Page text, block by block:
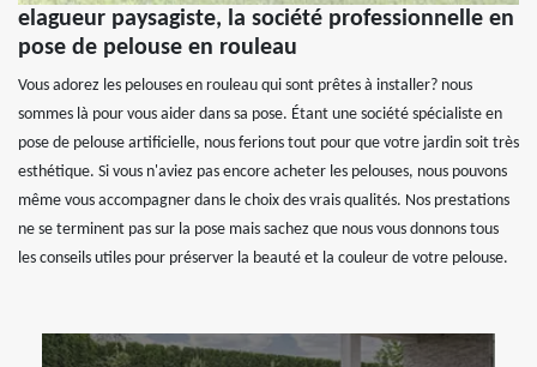
elagueur paysagiste, la société professionnelle en
pose de pelouse en rouleau
Vous adorez les pelouses en rouleau qui sont prêtes à installer? nous
sommes là pour vous aider dans sa pose. Étant une société spécialiste en
pose de pelouse artificielle, nous ferions tout pour que votre jardin soit très
esthétique. Si vous n'aviez pas encore acheter les pelouses, nous pouvons
même vous accompagner dans le choix des vrais qualités. Nos prestations
ne se terminent pas sur la pose mais sachez que nous vous donnons tous
les conseils utiles pour préserver la beauté et la couleur de votre pelouse.